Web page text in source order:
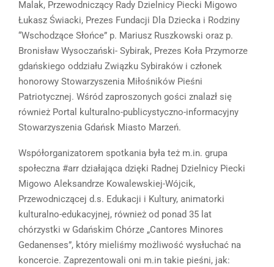
Malak, Przewodniczący Rady Dzielnicy Piecki Migowo
Łukasz Świacki, Prezes Fundacji Dla Dziecka i Rodziny
“Wschodzące Słońce” p. Mariusz Ruszkowski oraz p.
Bronisław Wysoczański- Sybirak, Prezes Koła Przymorze
gdańskiego oddziału Związku Sybiraków i członek
honorowy Stowarzyszenia Miłośników Pieśni
Patriotycznej. Wśród zaproszonych gości znalazł się
również Portal kulturalno-publicystyczno-informacyjny
Stowarzyszenia Gdańsk Miasto Marzeń.
Współorganizatorem spotkania była też m.in. grupa
społeczna #arr działająca dzięki Radnej Dzielnicy Piecki
Migowo Aleksandrze Kowalewskiej-Wójcik,
Przewodniczącej d.s. Edukacji i Kultury, animatorki
kulturalno-edukacyjnej, również od ponad 35 lat
chórzystki w Gdańskim Chórze „Cantores Minores
Gedanenses”, który mieliśmy możliwość wysłuchać na
koncercie. Zaprezentowali oni m.in takie pieśni, jak: